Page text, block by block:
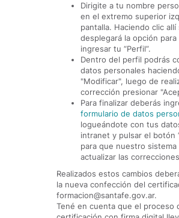
Dirigite a tu nombre
en el extremo superior
pantalla. Haciendo clic allí
desplegará la opción
ingresar tu “Perfil”.
Dentro del perfil podrás
datos personales
"Modificar", luego de
corrección presionar
Para finalizar deberás
formulario de datos
logueándote con tus
intranet y pulsar el botón
para que nuestro sistema
actualizar las
Realizados estos cambios
la nueva confección del
formacion@santafe.gov.ar.
Tené en cuenta que el proceso